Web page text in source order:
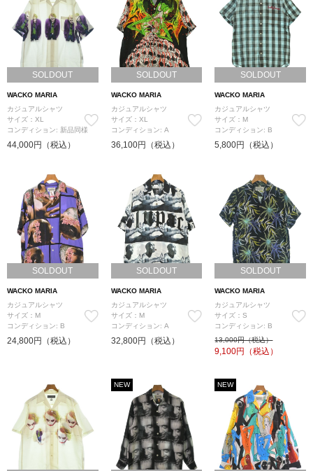
SOLDOUT
WACKO MARIA
カジュアルシャツ
サイズ：XL
コンディション: 新品同様
44,000円（税込）
SOLDOUT
WACKO MARIA
カジュアルシャツ
サイズ：XL
コンディション: A
36,100円（税込）
SOLDOUT
WACKO MARIA
カジュアルシャツ
サイズ：M
コンディション: B
5,800円（税込）
SOLDOUT
WACKO MARIA
カジュアルシャツ
サイズ：M
コンディション: B
24,800円（税込）
SOLDOUT
WACKO MARIA
カジュアルシャツ
サイズ：M
コンディション: A
32,800円（税込）
SOLDOUT
WACKO MARIA
カジュアルシャツ
サイズ：S
コンディション: B
13,000円（税込）
9,100円（税込）
NEW NEW